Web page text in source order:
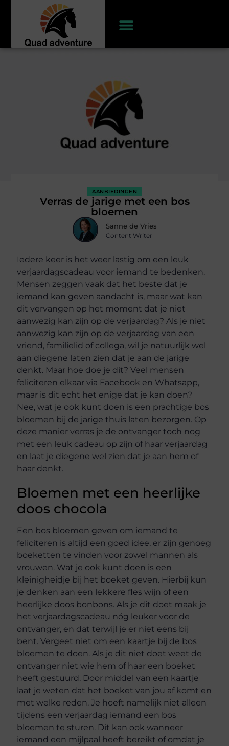
AANBIEDINGEN
Verras de jarige met een bos
bloemen
Sanne de Vries
Content Writer
Iedere keer is het weer lastig om een leuk
verjaardagscadeau voor iemand te bedenken.
Mensen zeggen vaak dat het beste dat je
iemand kan geven aandacht is, maar wat kan
dit vervangen op het moment dat je niet
aanwezig kan zijn op de verjaardag? Als je niet
aanwezig kan zijn op de verjaardag van een
vriend, familielid of collega, wil je natuurlijk wel
aan diegene laten zien dat je aan de jarige
denkt. Maar hoe doe je dit? Veel mensen
feliciteren elkaar via Facebook en Whatsapp,
maar is dit echt het enige dat je kan doen?
Nee, wat je ook kunt doen is een prachtige bos
bloemen bij de jarige thuis laten bezorgen. Op
deze manier verras je de ontvanger toch nog
met een leuk cadeau op zijn of haar verjaardag
en laat je diegene wel zien dat je aan hem of
haar denkt.
Bloemen met een heerlijke
doos chocola
Een bos bloemen geven om iemand te
feliciteren is altijd een goed idee, er zijn genoeg
boeketten te vinden voor zowel mannen als
vrouwen. Wat je ook kunt doen is een
kleinigheidje bij het boeket geven. Hierbij kun
je denken aan een lekkere fles wijn of een
heerlijke doos bonbons. Als je dit doet maak je
het verjaardagscadeau nóg leuker voor de
ontvanger, en dat terwijl je er niet eens bij
bent. Vergeet niet om een kaartje bij de bos
bloemen te doen. Als je dit niet doet weet de
ontvanger niet wie hem of haar een boeket
heeft gestuurd. Door middel van een kaartje
laat je weten dat het boeket van jou af komt en
met welke reden. Je hoeft namelijk niet alleen
tijdens een verjaardag iemand een bos
bloemen te sturen. Dit kan ook wanneer
iemand een mijlpaal heeft bereikt of omdat je